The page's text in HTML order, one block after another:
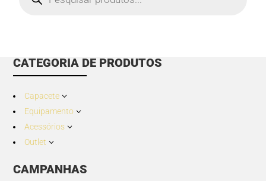
CATEGORIA DE PRODUTOS
Capacete 3
Equipamento 3
Acessórios 3
Outlet 3
CAMPANHAS